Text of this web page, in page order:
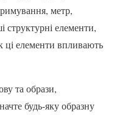
метр,
структурні елементи,
ці елементи впливають
та образи,
будь-яку образну